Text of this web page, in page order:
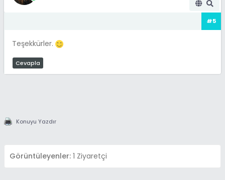
#5
Teşekkürler.
Cevapla
Konuyu Yazdır
Görüntüleyenler: 1 Ziyaretçi